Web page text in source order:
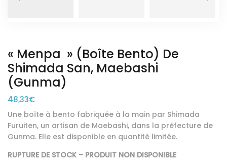
« Menpa » (boîte Bento) De
Shimada San, Maebashi
(Gunma)
48,33€
Une boîte à bento fabriquée à la main par Shimada
Furuiten, un artisan de Maebashi, dans la préfecture de
Gunma. Elle est disponible en quantité limitée.
RUPTURE DE STOCK – PRODUIT NON DISPONIBLE